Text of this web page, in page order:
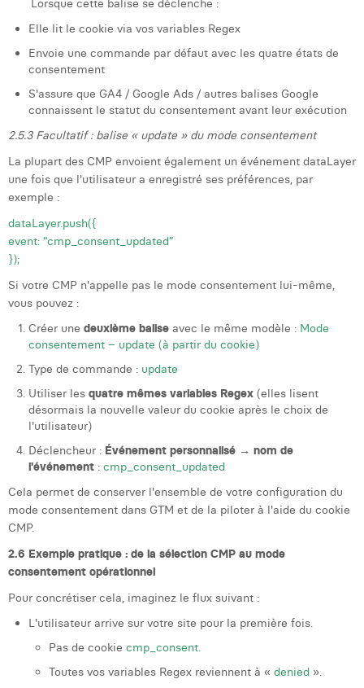
Lorsque cette balise se déclenche :
Elle lit le cookie via vos variables Regex
Envoie une commande par défaut avec les quatre états de
consentement
S'assure que GA4 / Google Ads / autres balises Google
connaissent le statut du consentement avant leur exécution
2.5.3 Facultatif : balise « update » du mode consentement
La plupart des CMP envoient également un événement dataLayer
une fois que l'utilisateur a enregistré ses préférences, par
exemple :
dataLayer.push({
event: “cmp_consent_updated”
});
Si votre CMP n'appelle pas le mode consentement lui-même,
vous pouvez :
Créer une deuxième balise avec le même modèle : Mode
consentement – update (à partir du cookie)
Type de commande : update
Utiliser les quatre mêmes variables Regex (elles lisent
désormais la nouvelle valeur du cookie après le choix de
l'utilisateur)
Déclencheur : Événement personnalisé → nom de
l'événement : cmp_consent_updated
Cela permet de conserver l'ensemble de votre configuration du
mode consentement dans GTM et de la piloter à l'aide du cookie
CMP.
2.6 Exemple pratique : de la sélection CMP au mode
consentement opérationnel
Pour concrétiser cela, imaginez le flux suivant :
L'utilisateur arrive sur votre site pour la première fois.
Pas de cookie cmp_consent.
Toutes vos variables Regex reviennent à « denied ».